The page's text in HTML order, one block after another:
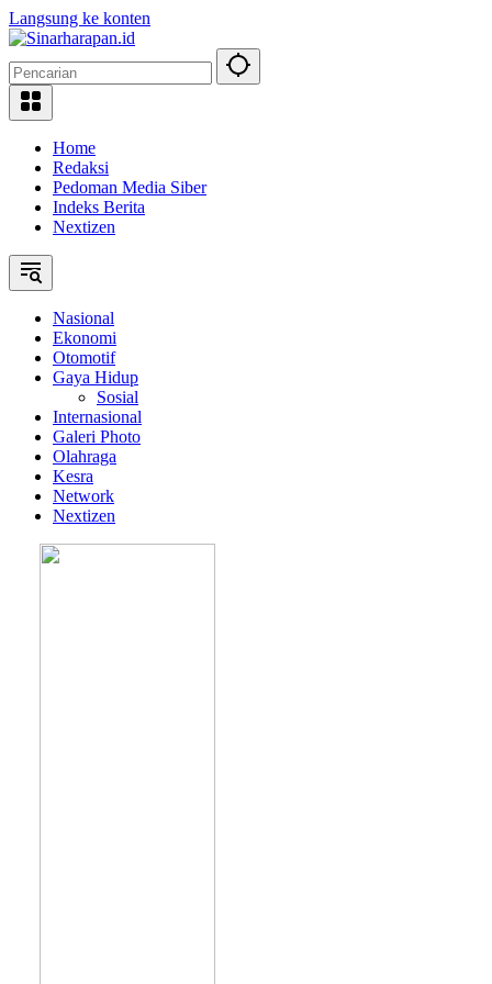
Langsung ke konten
Home
Redaksi
Pedoman Media Siber
Indeks Berita
Nextizen
Nasional
Ekonomi
Otomotif
Gaya Hidup
Sosial
Internasional
Galeri Photo
Olahraga
Kesra
Network
Nextizen